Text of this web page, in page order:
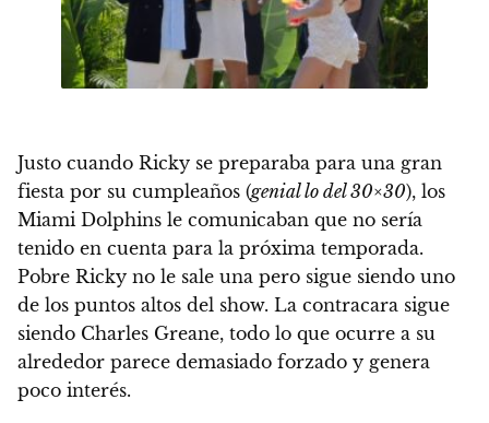
Justo cuando Ricky se preparaba para una gran
fiesta por su cumpleaños (genial lo del 30×30), los
Miami Dolphins le comunicaban que no sería
tenido en cuenta para la próxima temporada.
Pobre Ricky no le sale una pero sigue siendo uno
de los puntos altos del show. La contracara sigue
siendo Charles Greane, todo lo que ocurre a su
alrededor parece demasiado forzado y genera
poco interés.